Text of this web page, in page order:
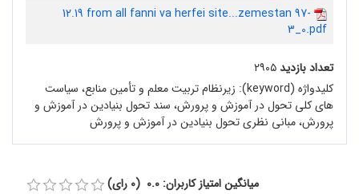
12.19 from all fanni va herfei site...zemestan 97-
3_0.pdf
تعداد بازدید۲۹۰۵
کلیدواژه (keyword):
زیرنظام تربیت معلم و تأمین منابع، سیاست
های کلی تحول در آموزش و پرورش، سند تحول بنیادین در آموزش و
پرورش، مبانی نظری تحول بنیادین در آموزش و پرورش
میانگین امتیاز کاربران: 0.0 (0 رای)